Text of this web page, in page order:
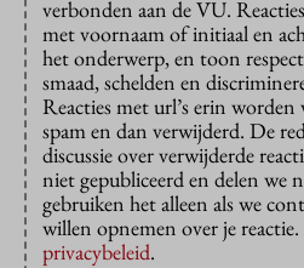
verbonden aan de VU.
met voornaam of initiaal en
het onderwerp, en toon
smaad, schelden en
Reacties met url’s erin worden
spam en dan verwijderd. De
discussie over verwijderde
niet gepubliceerd en delen we
gebruiken het alleen als we
willen opnemen over je
privacybeleid.